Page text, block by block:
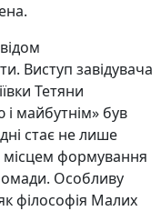
Виступ завідувача
Тетяни
майбутнім» був
стає не лише
місцем формування
Особливу
філософія Малих